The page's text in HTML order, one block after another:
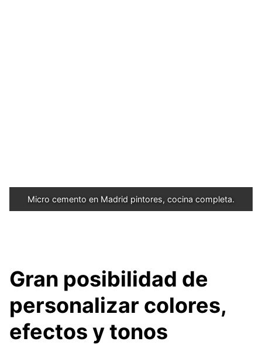
Micro cemento en Madrid pintores, cocina completa.
Gran posibilidad de
personalizar colores,
efectos y tonos